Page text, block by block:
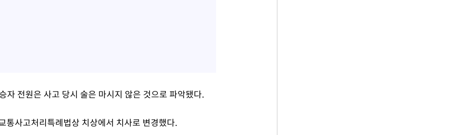
자 전원은 사고 당시 술은 마시지 않은 것으로 파악됐다.
통사고처리특례법상 치상에서 치사로 변경했다.